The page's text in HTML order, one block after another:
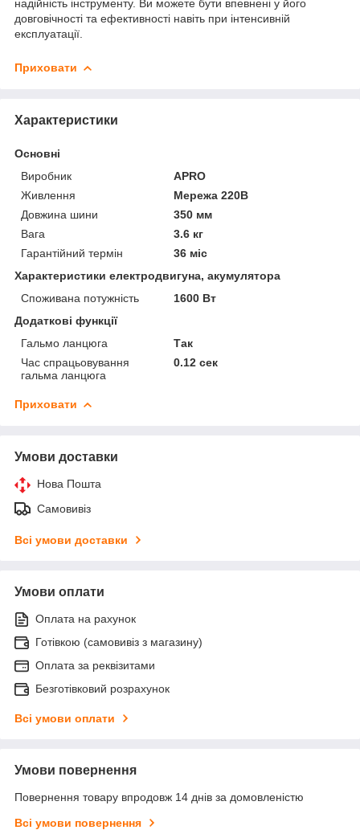
надійність інструменту. Ви можете бути впевнені у його
довговічності та ефективності навіть при інтенсивній
експлуатації.
Приховати
Характеристики
Основні
Виробник
APRO
Живлення
Мережа 220В
Довжина шини
350 мм
Вага
3.6 кг
Гарантійний термін
36 міс
Характеристики електродвигуна, акумулятора
Споживана потужність
1600 Вт
Додаткові функції
Гальмо ланцюга
Так
Час спрацьовування
гальма ланцюга
0.12 сек
Приховати
Умови доставки
Нова Пошта
Самовивіз
Всі умови доставки
Умови оплати
Оплата на рахунок
Готівкою (самовивіз з магазину)
Оплата за реквізитами
Безготівковий розрахунок
Всі умови оплати
Умови повернення
Повернення товару впродовж 14 днів за домовленістю
Всі умови повернення